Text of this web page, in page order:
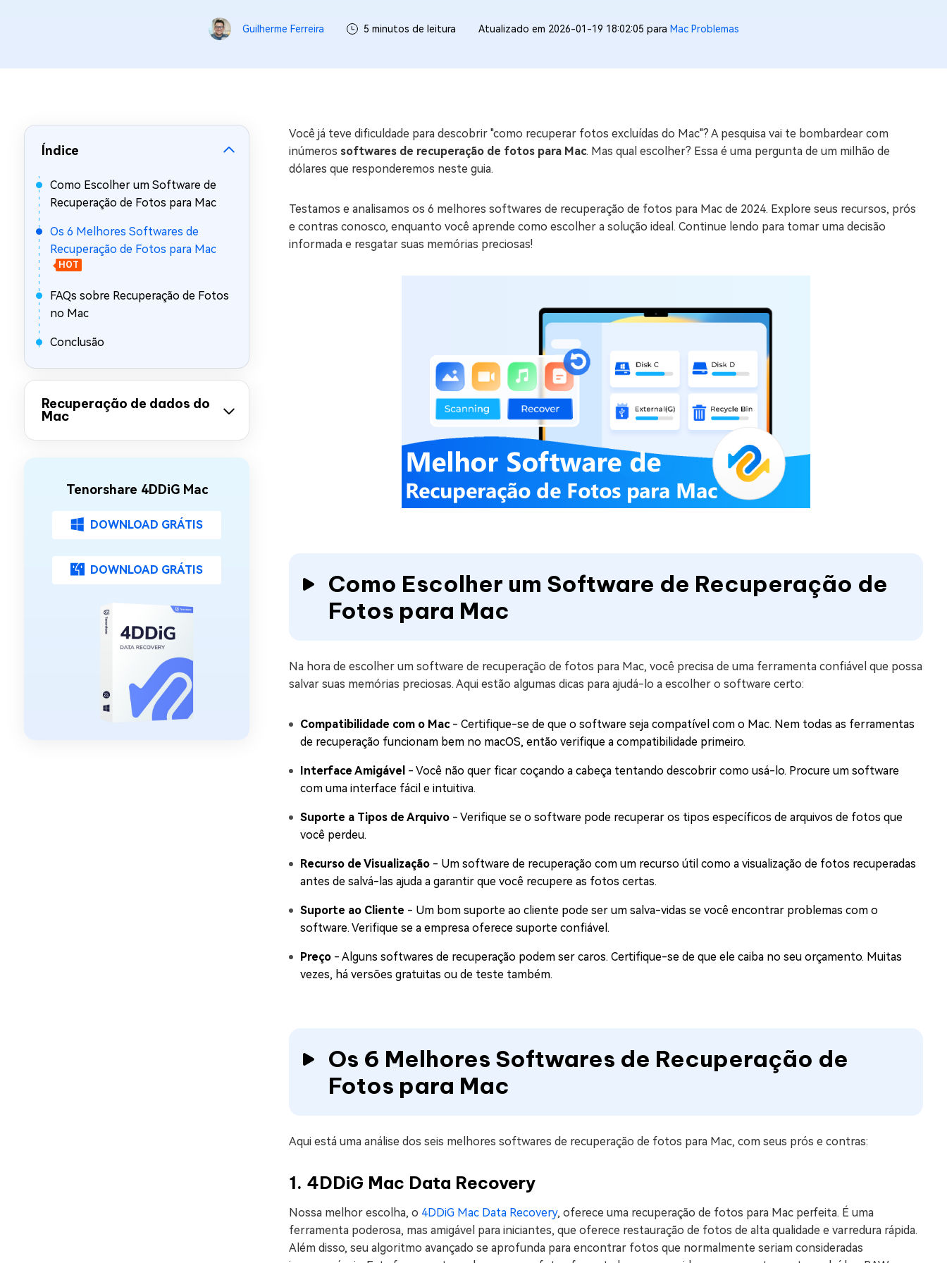
Corrigir Erros de Mac Grátis
Guilherme Ferreira 5 minutos de leitura Atualizado em 2026-01-19 18:02:05 para Mac Problemas
Índice
Como Escolher um Software de
Recuperação de Fotos para Mac
Os 6 Melhores Softwares de
Recuperação de Fotos para Mac
HOT
FAQs sobre Recuperação de Fotos
no Mac
Conclusão
Recuperação de dados do
Mac
Tenorshare 4DDiG Mac
DOWNLOAD GRÁTIS
DOWNLOAD GRÁTIS
Você já teve dificuldade para descobrir "como recuperar fotos excluídas do Mac"? A pesquisa vai te bombardear com
inúmeros softwares de recuperação de fotos para Mac. Mas qual escolher? Essa é uma pergunta de um milhão de
dólares que responderemos neste guia.
Testamos e analisamos os 6 melhores softwares de recuperação de fotos para Mac de 2024. Explore seus recursos, prós
e contras conosco, enquanto você aprende como escolher a solução ideal. Continue lendo para tomar uma decisão
informada e resgatar suas memórias preciosas!
Como Escolher um Software de Recuperação de
Fotos para Mac
Na hora de escolher um software de recuperação de fotos para Mac, você precisa de uma ferramenta confiável que possa
salvar suas memórias preciosas. Aqui estão algumas dicas para ajudá-lo a escolher o software certo:
Compatibilidade com o Mac- Certifique-se de que o software seja compatível com o Mac. Nem todas as ferramentas
de recuperação funcionam bem no macOS, então verifique a compatibilidade primeiro.
Interface Amigável - Você não quer ficar coçando a cabeça tentando descobrir como usá-lo. Procure um software
com uma interface fácil e intuitiva.
Suporte a Tipos de Arquivo - Verifique se o software pode recuperar os tipos específicos de arquivos de fotos que
você perdeu.
Recurso de Visualização - Um software de recuperação com um recurso útil como a visualização de fotos recuperadas
antes de salvá-las ajuda a garantir que você recupere as fotos certas.
Suporte ao Cliente - Um bom suporte ao cliente pode ser um salva-vidas se você encontrar problemas com o
software. Verifique se a empresa oferece suporte confiável.
Preço - Alguns softwares de recuperação podem ser caros. Certifique-se de que ele caiba no seu orçamento. Muitas
vezes, há versões gratuitas ou de teste também.
Os 6 Melhores Softwares de Recuperação de
Fotos para Mac
Aqui está uma análise dos seis melhores softwares de recuperação de fotos para Mac, com seus prós e contras:
1. 4DDiG Mac Data Recovery
Nossa melhor escolha, o 4DDiG Mac Data Recovery, oferece uma recuperação de fotos para Mac perfeita. É uma
ferramenta poderosa, mas amigável para iniciantes, que oferece restauração de fotos de alta qualidade e varredura rápida.
Além disso, seu algoritmo avançado se aprofunda para encontrar fotos que normalmente seriam consideradas